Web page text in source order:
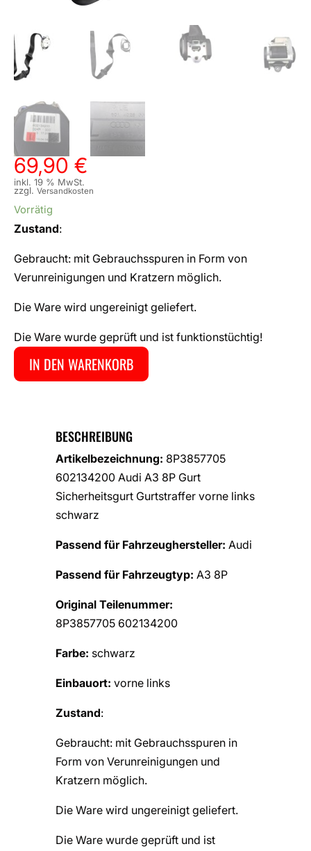
69,90 €
inkl. 19 % MwSt.
zzgl. Versandkosten
Vorrätig
Zustand:
Gebraucht: mit Gebrauchsspuren in Form von
Verunreinigungen und Kratzern möglich.
Die Ware wird ungereinigt geliefert.
Die Ware wurde geprüft und ist funktionstüchtig!
IN DEN WARENKORB
BESCHREIBUNG
Artikelbezeichnung: 8P3857705
602134200 Audi A3 8P Gurt
Sicherheitsgurt Gurtstraffer vorne links
schwarz
Passend für Fahrzeughersteller: Audi
Passend für Fahrzeugtyp: A3 8P
Original Teilenummer:
8P3857705 602134200
Farbe: schwarz
Einbauort: vorne links
Zustand:
Gebraucht: mit Gebrauchsspuren in
Form von Verunreinigungen und
Kratzern möglich.
Die Ware wird ungereinigt geliefert.
Die Ware wurde geprüft und ist